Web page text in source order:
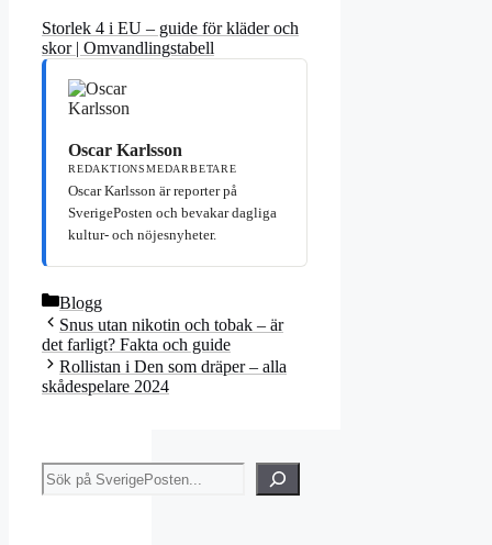
Storlek 4 i EU – guide för kläder och
skor | Omvandlingstabell
Oscar Karlsson
REDAKTIONSMEDARBETARE
Oscar Karlsson är reporter på
SverigePosten och bevakar dagliga
kultur- och nöjesnyheter.
Kategorier
Blogg
Snus utan nikotin och tobak – är
det farligt? Fakta och guide
Rollistan i Den som dräper – alla
skådespelare 2024
Sök